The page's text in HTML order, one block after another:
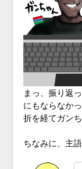
まっ、振り返
にもならなか
折を経てガン
ちなみに、主